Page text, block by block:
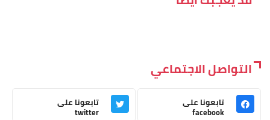
التواصل الاجتماعي
تابعونا على
facebook
تابعونا على
twitter